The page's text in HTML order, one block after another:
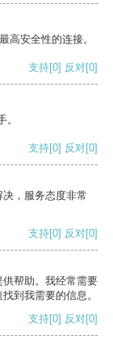
高安全性的连接。
支持[0] 反对[0]
支持[0] 反对[0]
，服务态度非常
支持[0] 反对[0]
帮助。我经常需要
到我需要的信息。
支持[0] 反对[0]